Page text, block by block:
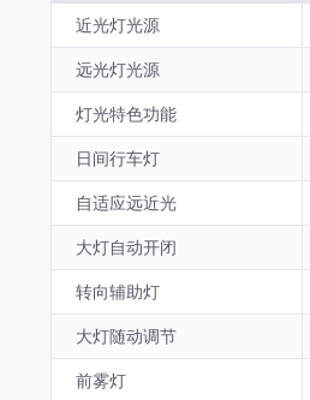
近光灯光源
远光灯光源
灯光特色功能
日间行车灯
自适应远近光
大灯自动开闭
转向辅助灯
大灯随动调节
前雾灯